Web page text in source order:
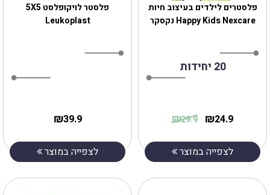
פלסטר לויקופלסט 5X5
Leukoplast
39.9
₪
לצפייה במוצר
פלסטרים לילדים בעיצוב חיות
Happy Kids Nexcare נקסקר
20 יחידות
24.9
₪
29.9
₪
לצפייה במוצר